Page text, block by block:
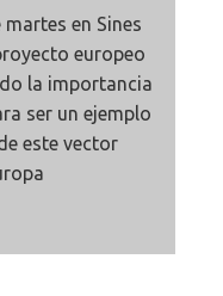
en Sines
europeo
la importancia
ser un ejemplo
este vector